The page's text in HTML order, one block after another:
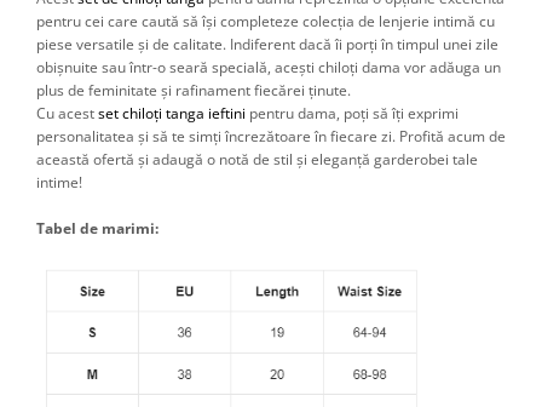
pentru cei care caută să își completeze colecția de lenjerie intimă cu
piese versatile și de calitate. Indiferent dacă îi porți în timpul unei zile
obișnuite sau într-o seară specială, acești chiloți dama vor adăuga un
plus de feminitate și rafinament fiecărei ținute.
Cu acestset chiloți tanga ieftini pentru dama, poți să îți exprimi
personalitatea și să te simți încrezătoare în fiecare zi. Profită acum de
această ofertă și adaugă o notă de stil și eleganță garderobei tale
intime!
Tabel de marimi: